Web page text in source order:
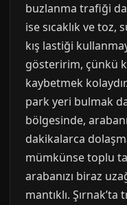
buzlanma trafiği
ise sıcaklık ve
kış lastiği
gösteririm, çünkü
kaybetmek
park yeri bulmak
bölgesinde,
dakikalarca
mümkünse toplu
arabanızı biraz
mantıklı.